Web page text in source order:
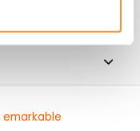
emarkable